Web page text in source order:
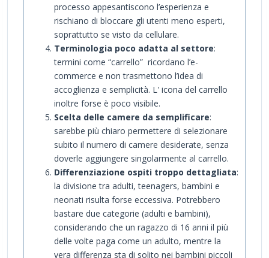
processo appesantiscono l’esperienza e
rischiano di bloccare gli utenti meno esperti,
soprattutto se visto da cellulare.
Terminologia poco adatta al settore:
termini come “carrello” ricordano l’e-
commerce e non trasmettono l’idea di
accoglienza e semplicità. L' icona del carrello
inoltre forse è poco visibile.
Scelta delle camere da semplificare:
sarebbe più chiaro permettere di selezionare
subito il numero di camere desiderate, senza
doverle aggiungere singolarmente al carrello.
Differenziazione ospiti troppo dettagliata:
la divisione tra adulti, teenagers, bambini e
neonati risulta forse eccessiva. Potrebbero
bastare due categorie (adulti e bambini),
considerando che un ragazzo di 16 anni il più
delle volte paga come un adulto, mentre la
vera differenza sta di solito nei bambini piccoli